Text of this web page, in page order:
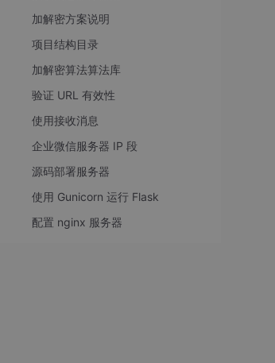
加解密方案说明
项目结构目录
加解密算法算法库
验证 URL 有效性
使用接收消息
企业微信服务器 IP 段
源码部署服务器
使用 Gunicorn 运行 Flask
配置 nginx 服务器